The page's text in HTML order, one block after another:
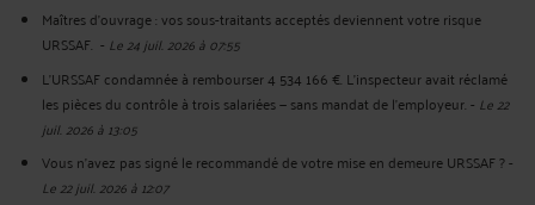
Maîtres d'ouvrage : vos sous-traitants acceptés deviennent votre risque
URSSAF. - Le 24 juil. 2026 à 07:55
L'URSSAF condamnée à rembourser 4 534 166 €. L'inspecteur avait réclamé
les pièces du contrôle à trois salariées — sans mandat de l'employeur.- Le 22
juil. 2026 à 13:05
Vous n'avez pas signé le recommandé de votre mise en demeure URSSAF ?-
Le 22 juil. 2026 à 12:07